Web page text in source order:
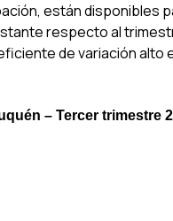
están disponibles
respecto al
de variación
– Tercer trimestre